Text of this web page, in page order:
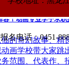
！动画专业学子求
的奇幻故事、
画学校带大家
范围、代表作
名电话：0451-